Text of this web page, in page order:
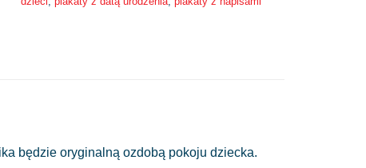
będzie oryginalną ozdobą pokoju dziecka.